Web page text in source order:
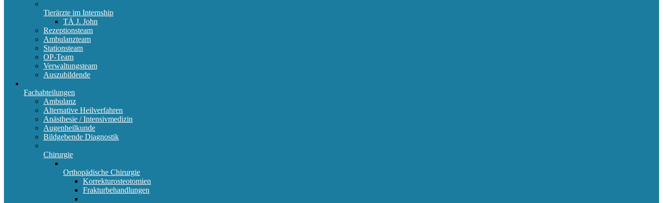
Tierärzte im Internship
TÄ J. John
Rezeptionsteam
Ambulanzteam
Stationsteam
OP-Team
Verwaltungsteam
Auszubildende
Fachabteilungen
Ambulanz
Alternative Heilverfahren
Anästhesie / Intensivmedizin
Augenheilkunde
Bildgebende Diagnostik
Chirurgie
Orthopädische Chirurgie
Korrekturosteotomien
Frakturbehandlungen